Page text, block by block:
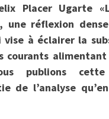
Placer Ugarte
une réflexion
vise à éclairer la
courants
publions
de l’analyse